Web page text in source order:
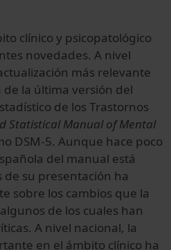
clínico y psicopatológico
no­vedades. A nivel
más relevante
la última versión del
de los Trastornos
Statistical Manual of Mental
DSM-5. Aunque hace poco
del manual está
su presentación ha
sobre los cambios que la
de los cuales han
A nivel nacional, la
en el ámbito clínico ha